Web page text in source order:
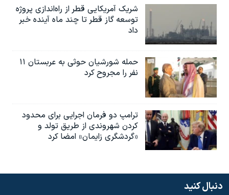
شریک آمریکایی قطر از راه‌اندازی پروژه
توسعه گاز قطر تا چند ماه آینده خبر
داد
حمله شورشیان حوثی به عربستان ۱۱
نفر را مجروح کرد
ترامپ دو فرمان اجرایی برای محدود
کردن شهروندی از طریق تولد و
«گردشگری زایمان» امضا کرد
دنبال کنید